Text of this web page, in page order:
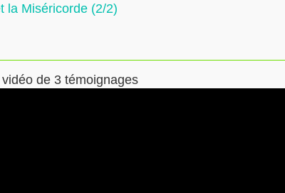
la Miséricorde (2/2)
de 3 témoignages